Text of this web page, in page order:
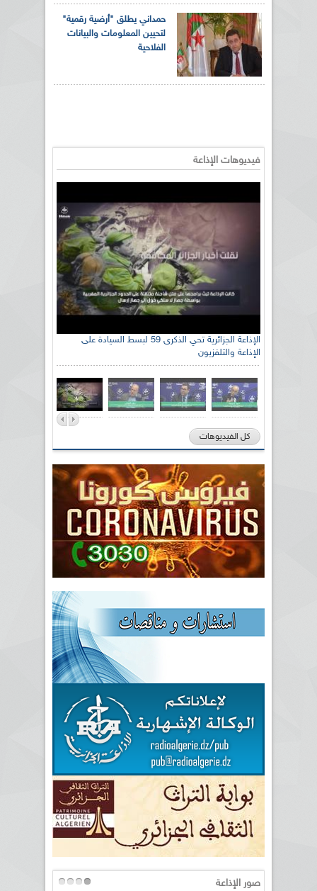
حمداني يطلق "أرضية رقمية"
لتحيين المعلومات والبيانات
الفلاحية
فيديوهات الإذاعة
الإذاعة الجزائرية تحي الذكرى 59 لبسط السيادة على
الإذاعة والتلفزيون
كل الفيديوهات
صور الإذاعة